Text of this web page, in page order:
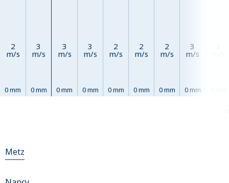
2
m/s
0 mm
3
m/s
0 mm
3
m/s
0 mm
3
m/s
0 mm
2
m/s
0 mm
2
m/s
0 mm
2
m/s
0 mm
3
m/s
0 mm
Metz